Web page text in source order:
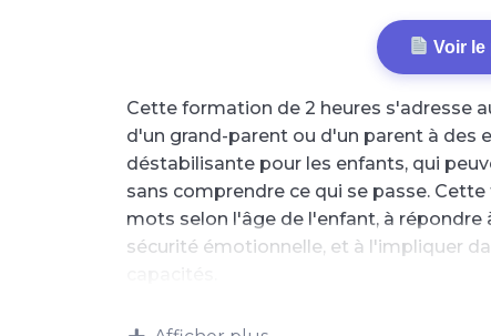
Voir le
Cette formation de 2 heures s'adresse
d'un grand-parent ou d'un parent à des
déstabilisante pour les enfants, qui
sans comprendre ce qui se passe.
mots selon l'âge de l'enfant, à répondre
sécurité émotionnelle, et à l'impliquer